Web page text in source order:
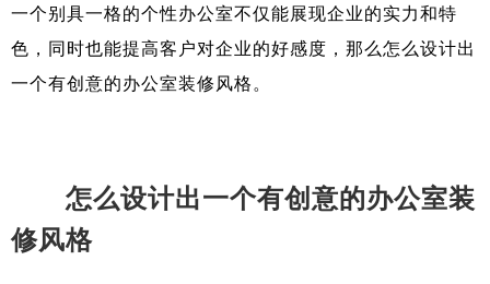
一个别具一格的个性办公室不仅能展现企业的实力和特
色，同时也能提高客户对企业的好感度，那么怎么设计出
一个有创意的办公室装修风格。
怎么设计出一个有创意的办公室装
修风格